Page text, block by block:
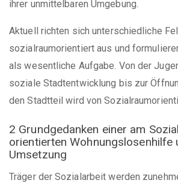
ihrer unmittelbaren Umgebung.
Aktuell richten sich unterschiedliche
sozialraumorientiert aus und
als wesentliche Aufgabe. Von der
soziale Stadtentwicklung bis zur
den Stadtteil wird von
2 Grundgedanken einer am
orientierten Wohnungslosenhilfe
Umsetzung
Träger der Sozialarbeit werden